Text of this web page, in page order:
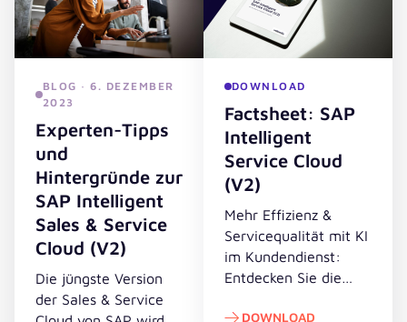
BLOG · 6. DEZEMBER
2023
Experten-Tipps
und
Hintergründe zur
SAP Intelligent
Sales & Service
Cloud (V2)
Die jüngste Version
der Sales & Service
DOWNLOAD
Factsheet: SAP
Intelligent
Service Cloud
(V2)
Mehr Effizienz &
Servicequalität mit KI
im Kundendienst:
Entdecken Sie die
DOWNLOAD